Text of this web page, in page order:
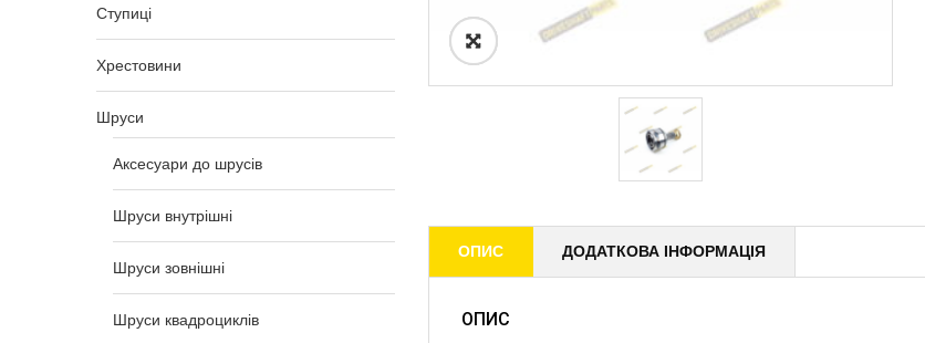
Ступиці
Хрестовини
Шруси
Аксесуари до шрусів
Шруси внутрішні
Шруси зовнішні
Шруси квадроциклів
ОПИС ДОДАТКОВА ІНФОРМАЦІЯ
ОПИС